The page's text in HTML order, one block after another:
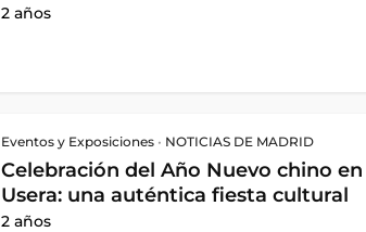
2 años
Eventos y Exposiciones • NOTICIAS DE MADRID
Celebración del Año Nuevo chino en
Usera: una auténtica fiesta cultural
2 años